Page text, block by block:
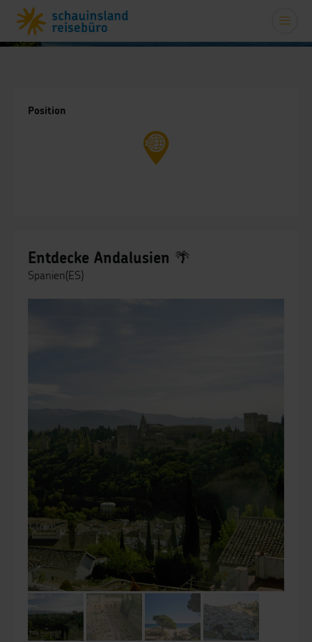
Position
Entdecke Andalusien 🌴
Spanien(ES)